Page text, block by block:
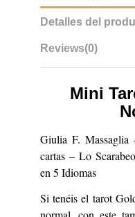
Detalles del
Reviews(0)
Mini
Giulia F. Massaglia
cartas – Lo
en 5 Idiomas
Si tenéisel tarot